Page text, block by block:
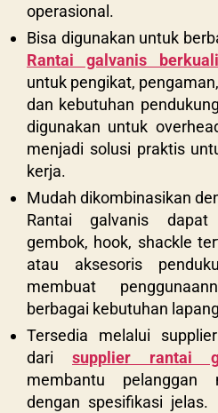
operasional.
Bisa digunakan untuk
Rantai galvanis
untuk pengikat,
dan kebutuhan
digunakan untuk
menjadi solusi praktis
kerja.
Mudah dikombinasikan
Rantai galvanis dapat
gembok, hook, shackle
atau aksesoris
membuat
berbagai kebutuhan
Tersedia melalui
dari supplier rantai
membantu pelanggan
dengan spesifikasi jelas.